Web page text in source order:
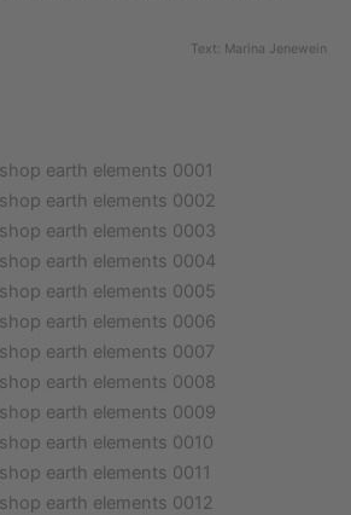
Text: Marina Jenewein